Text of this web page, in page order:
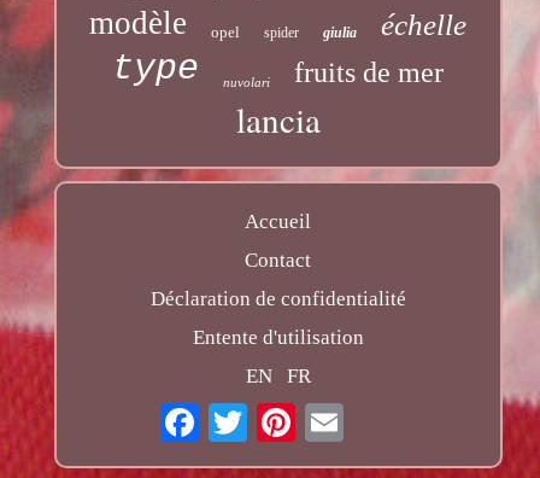
modèle opel spider giulia échelle
type nuvolari fruits de mer
lancia
Accueil
Contact
Déclaration de confidentialité
Entente d'utilisation
EN
FR